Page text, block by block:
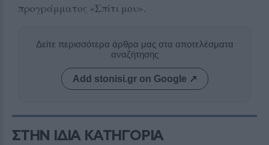
προγράμματος «Σπίτι μου».
Δείτε περισσότερα άρθρα μας στα αποτελέσματα
αναζήτησης
Add stonisi.gr on Google ↗
ΣΤΗΝ ΙΔΙΑ ΚΑΤΗΓΟΡΙΑ